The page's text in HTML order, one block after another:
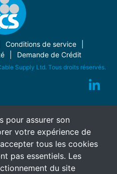
pour assurer son
votre expérience de
tous les cookies
pas essentiels. Les
du site
Conditions de service
Demande de Crédit
Supply Ltd. Tous droits réservés.